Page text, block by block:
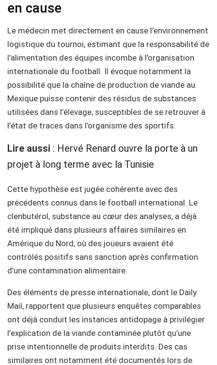
en cause
Le médecin met directement en cause l’environnement
logistique du tournoi, estimant que la responsabilité de
l’alimentation des équipes incombe à l’organisation
internationale du football. Il évoque notamment la
possibilité que la chaîne de production de viande au
Mexique puisse contenir des résidus de substances
utilisées dans l’élevage, susceptibles de se retrouver à
l’état de traces dans l’organisme des sportifs.
Lire aussi : Hervé Renard ouvre la porte à un
projet à long terme avec la Tunisie
Cette hypothèse est jugée cohérente avec des
précédents connus dans le football international. Le
clenbutérol, substance au cœur des analyses, a déjà
été impliqué dans plusieurs affaires similaires en
Amérique du Nord, où des joueurs avaient été
contrôlés positifs sans sanction après confirmation
d’une contamination alimentaire.
Des éléments de presse internationale, dont le Daily
Mail, rapportent que plusieurs enquêtes comparables
ont déjà conduit les instances antidopage à privilégier
l’explication de la viande contaminée plutôt qu’une
prise intentionnelle de produits interdits. Des cas
similaires ont notamment été documentés lors de